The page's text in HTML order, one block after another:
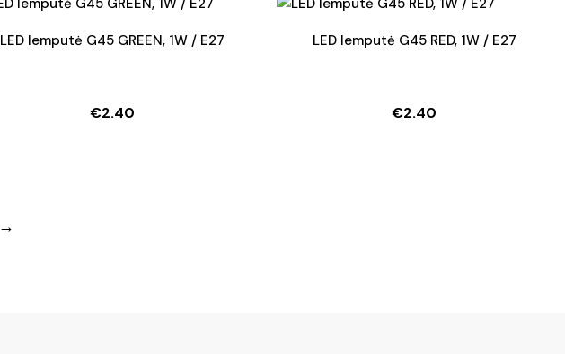
was:
€4.90.
is:
€2.45.
LED lemputė G45 GREEN, 1W / E27
€2.40
LED lemputė G45 RED, 1W / E27
€2.40
→